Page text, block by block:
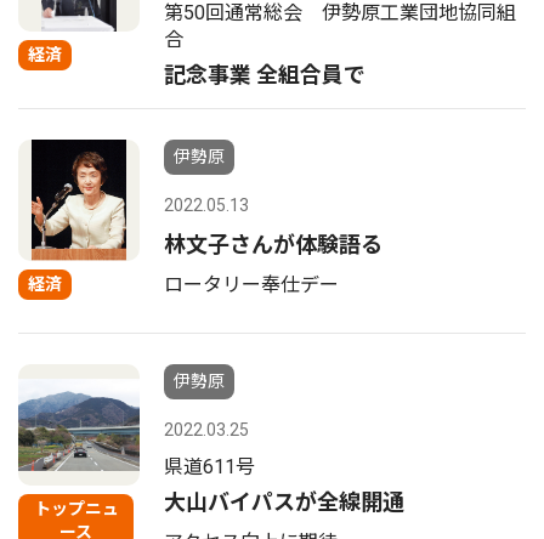
経済
第50回通常総会 伊勢原工業団地協同組
合
記念事業 全組合員で
経済
伊勢原
2022.05.13
林文子さんが体験語る
ロータリー奉仕デー
トップニュ
ース
伊勢原
2022.03.25
県道611号
大山バイパスが全線開通